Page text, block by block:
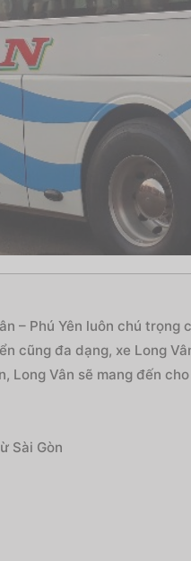
– Phú Yên luôn chú
cũng đa dạng, xe Long
Long Vân sẽ mang đến
Sài Gòn